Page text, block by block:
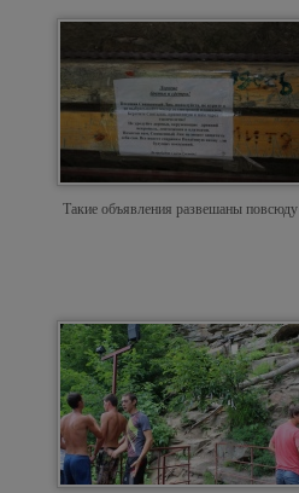
Такие объявления развешаны повсюду